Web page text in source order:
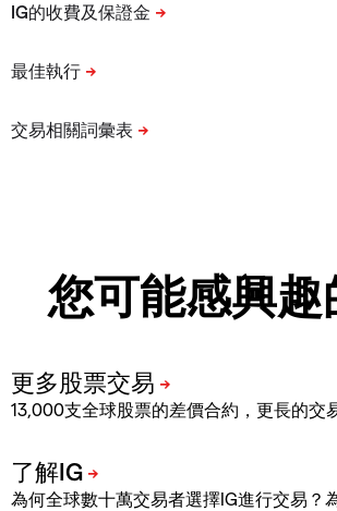
您可能感興
13,000支全球股票的差價合約，更長的交
為何全球數十萬交易者選擇IG進行交易？